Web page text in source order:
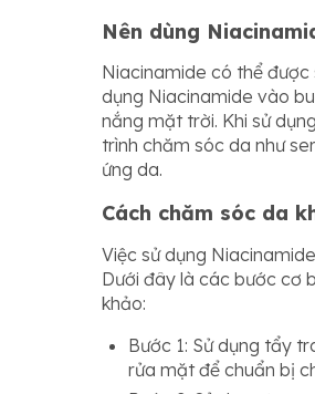
Nên dùng
Niacinamide có thể
dụng Niacinamide vào
nắng mặt trời. Khi sử
trình chăm sóc da như
ứng da.
Cách chăm sóc da
Việc sử dụng
Dưới đây là các bước cơ
khảo:
Bước 1: Sử dụng tẩy
rửa mặt để chuẩn bị